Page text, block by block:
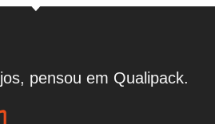
pensou em Qualipack.